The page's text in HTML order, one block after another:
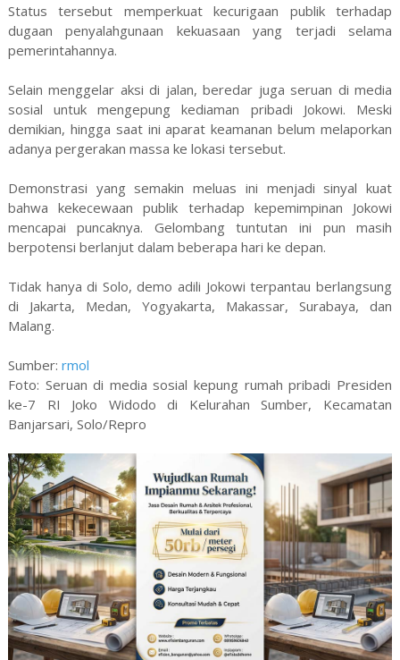
Status tersebut memperkuat kecurigaan publik terhadap
dugaan penyalahgunaan kekuasaan yang terjadi selama
pemerintahannya.
Selain menggelar aksi di jalan, beredar juga seruan di media
sosial untuk mengepung kediaman pribadi Jokowi. Meski
demikian, hingga saat ini aparat keamanan belum melaporkan
adanya pergerakan massa ke lokasi tersebut.
Demonstrasi yang semakin meluas ini menjadi sinyal kuat
bahwa kekecewaan publik terhadap kepemimpinan Jokowi
mencapai puncaknya. Gelombang tuntutan ini pun masih
berpotensi berlanjut dalam beberapa hari ke depan.
Tidak hanya di Solo, demo adili Jokowi terpantau berlangsung
di Jakarta, Medan, Yogyakarta, Makassar, Surabaya, dan
Malang.
Sumber: rmol
Foto: Seruan di media sosial kepung rumah pribadi Presiden
ke-7 RI Joko Widodo di Kelurahan Sumber, Kecamatan
Banjarsari, Solo/Repro